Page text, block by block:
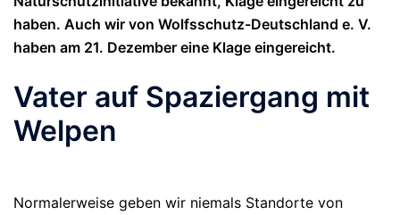
haben. Auch wir von Wolfsschutz-Deutschland e. V.
haben am 21. Dezember eine Klage eingereicht.
Vater auf Spaziergang mit
Welpen
Normalerweise geben wir niemals Standorte von